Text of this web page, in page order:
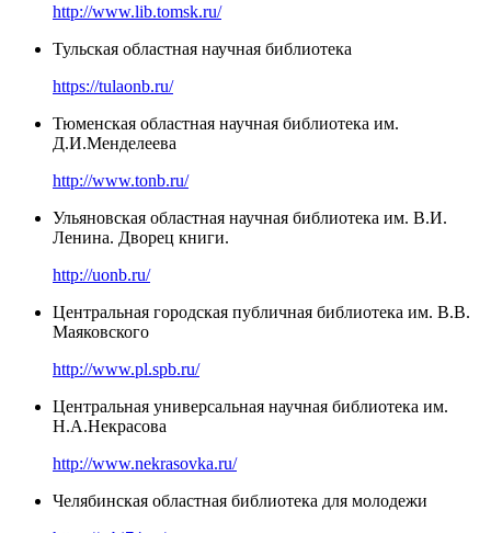
http://www.lib.tomsk.ru/
Тульская областная научная библиотека
https://tulaonb.ru/
Тюменская областная научная библиотека им.
Д.И.Менделеева
http://www.tonb.ru/
Ульяновская областная научная библиотека им. В.И.
Ленина. Дворец книги.
http://uonb.ru/
Центральная городская публичная библиотека им. В.В.
Маяковского
http://www.pl.spb.ru/
Центральная универсальная научная библиотека им.
Н.А.Некрасова
http://www.nekrasovka.ru/
Челябинская областная библиотека для молодежи